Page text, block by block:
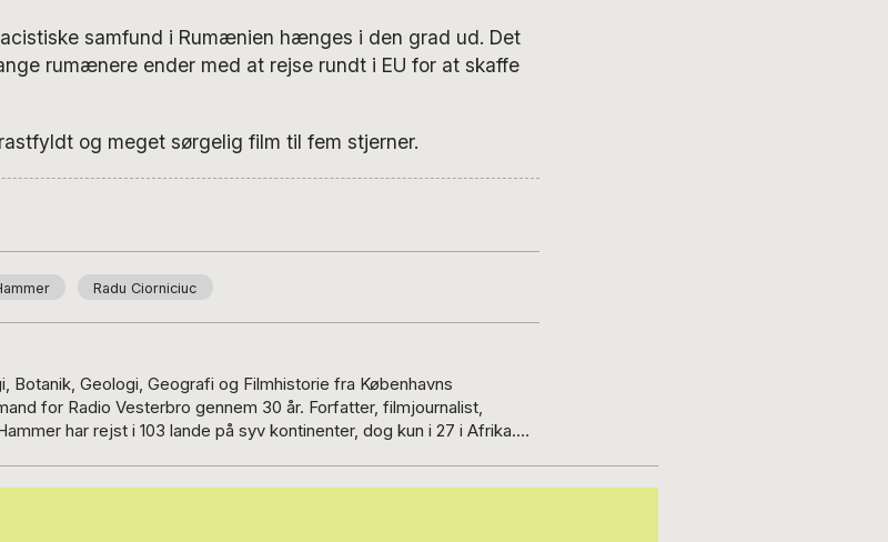
samfund i Rumænien hænges i den grad ud. Det
rumænere ender med at rejse rundt i EU for at skaffe
og meget sørgelig film til fem stjerner.
Radu Ciorniciuc
Botanik, Geologi, Geografi og Filmhistorie fra Københavns
for Radio Vesterbro gennem 30 år. Forfatter, filmjournalist,
har rejst i 103 lande på syv kontinenter, dog kun i 27 i Afrika.